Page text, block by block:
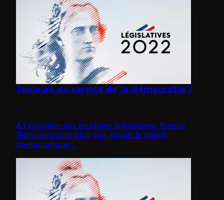
Toujours au service de la démocratie !
À l’occasion des élections législatives, France
Télévisions met plus que jamais le débat
démocratique...